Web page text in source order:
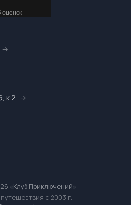
к.2
«Клуб Приключений»
с 2003 г.